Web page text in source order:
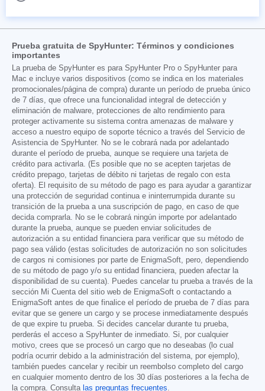
Prueba gratuita de SpyHunter: Términos y condiciones
importantes
La prueba de SpyHunter es para SpyHunter Pro o SpyHunter para
Mac e incluye varios dispositivos (como se indica en los materiales
promocionales/página de compra) durante un período de prueba único
de 7 días, que ofrece una funcionalidad integral de detección y
eliminación de malware, protecciones de alto rendimiento para
proteger activamente su sistema contra amenazas de malware y
acceso a nuestro equipo de soporte técnico a través del Servicio de
Asistencia de SpyHunter. No se le cobrará nada por adelantado
durante el período de prueba, aunque se requiere una tarjeta de
crédito para activarla. (Es posible que no se acepten tarjetas de
crédito prepago, tarjetas de débito ni tarjetas de regalo con esta
oferta). El requisito de su método de pago es para ayudar a garantizar
una protección de seguridad continua e ininterrumpida durante su
transición de la prueba a una suscripción de pago, en caso de que
decida comprarla. No se le cobrará ningún importe por adelantado
durante la prueba, aunque se pueden enviar solicitudes de
autorización a su entidad financiera para verificar que su método de
pago sea válido (estas solicitudes de autorización no son solicitudes
de cargos ni comisiones por parte de EnigmaSoft, pero, dependiendo
de su método de pago y/o su entidad financiera, pueden afectar la
disponibilidad de su cuenta). Puedes cancelar tu prueba a través de la
sección Mi Cuenta del sitio web de EnigmaSoft o contactando a
EnigmaSoft antes de que finalice el período de prueba de 7 días para
evitar que se genere un cargo y se procese inmediatamente después
de que expire tu prueba. Si decides cancelar durante tu prueba,
perderás el acceso a SpyHunter de inmediato. Si, por cualquier
motivo, crees que se procesó un cargo que no deseabas (lo cual
podría ocurrir debido a la administración del sistema, por ejemplo),
también puedes cancelar y recibir un reembolso completo del cargo
en cualquier momento dentro de los 30 días posteriores a la fecha de
la compra. Consulta las preguntas frecuentes.